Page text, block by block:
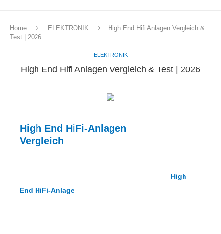
Home ELEKTRONIK
High End Hifi Anlagen Vergleich &
Test | 2026
ELEKTRONIK
High End Hifi Anlagen Vergleich & Test | 2026
High End HiFi-Anlagen
Vergleich
High
End HiFi-Anlage